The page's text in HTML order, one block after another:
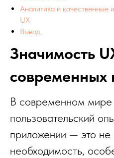
Аналитика и качественные
UX
Вывод
Значимость
современных
В современном мире
пользовательский
приложении — это
необходимость,